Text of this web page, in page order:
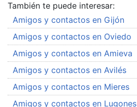
También te puede interesar:
Amigos y contactos en Gijón
Amigos y contactos en Oviedo
Amigos y contactos en Amieva
Amigos y contactos en Avilés
Amigos y contactos en Mieres
Amigos y contactos en Lugones